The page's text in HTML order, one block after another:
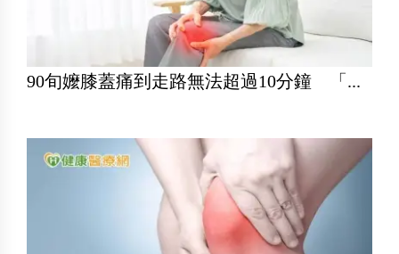
90旬嬤膝蓋痛到走路無法超過10分鐘 「...